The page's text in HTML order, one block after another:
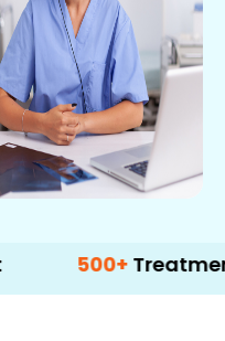
Treatment